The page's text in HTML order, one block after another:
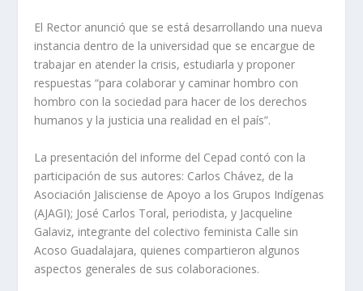
El Rector anunció que se está desarrollando una nueva
instancia dentro de la universidad que se encargue de
trabajar en atender la crisis, estudiarla y proponer
respuestas “para colaborar y caminar hombro con
hombro con la sociedad para hacer de los derechos
humanos y la justicia una realidad en el país”.
La presentación del informe del Cepad contó con la
participación de sus autores: Carlos Chávez, de la
Asociación Jalisciense de Apoyo a los Grupos Indígenas
(AJAGI); José Carlos Toral, periodista, y Jacqueline
Galaviz, integrante del colectivo feminista Calle sin
Acoso Guadalajara, quienes compartieron algunos
aspectos generales de sus colaboraciones.